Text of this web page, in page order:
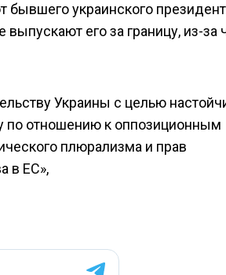
бывшего украинского
его за границу, из-за
Украины с целью
по отношению к оппозиционным
плюрализма и прав
в ЕС»,